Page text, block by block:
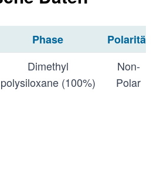
Phase Polarität
Dimethyl
polysiloxane (100%)
Non-
Polar